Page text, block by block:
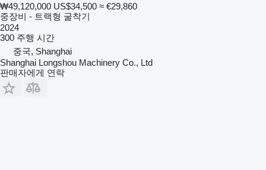
₩49,120,000 US$34,500 ≈ €29,860
중장비 - 트랙형 굴착기
2024
300 주행 시간
중국, Shanghai
Shanghai Longshou Machinery Co., Ltd
판매자에게 연락